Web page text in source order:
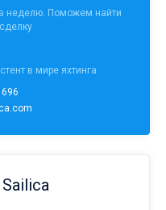
неделю. Поможем найти
в мире яхтинга